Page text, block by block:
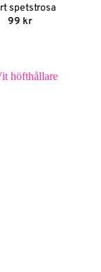
spetstrosa
99 kr